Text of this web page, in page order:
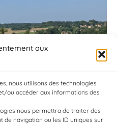
aux
nous utilisons des technologies
ou accéder aux informations des
nous permettra de traiter des
de navigation ou les ID uniques sur